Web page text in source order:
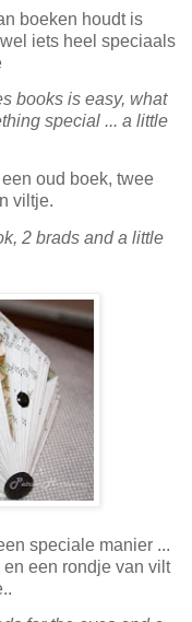
boeken houdt is
iets heel speciaals
books is easy, what
special ... a little
oud boek, twee
viltje.
2 brads and a little
speciale manier ...
een rondje van vilt